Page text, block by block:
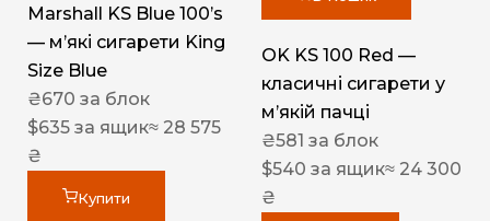
Marshall KS Blue 100’s
— м’які сигарети King
Size Blue
₴670 за блок
$635 за ящик≈ 28 575
₴
Купити
OK KS 100 Red —
класичні сигарети у
м’якій пачці
₴581 за блок
$540 за ящик≈ 24 300
₴